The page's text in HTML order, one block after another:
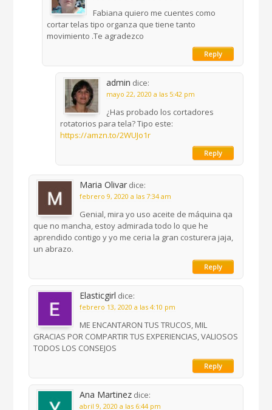
Fabiana quiero me cuentes como
cortar telas tipo organza que tiene tanto
movimiento .Te agradezco
Reply
admin dice:
mayo 22, 2020 a las 5:42 pm
¿Has probado los cortadores
rotatorios para tela? Tipo este:
https://amzn.to/2WUJo1r
Reply
Maria Olivar dice:
febrero 9, 2020 a las 7:34 am
Genial, mira yo uso aceite de máquina qa
que no mancha, estoy admirada todo lo que he
aprendido contigo y yo me ceria la gran costurera jaja,
un abrazo.
Reply
Elasticgirl dice:
febrero 13, 2020 a las 4:10 pm
ME ENCANTARON TUS TRUCOS, MIL
GRACIAS POR COMPARTIR TUS EXPERIENCIAS, VALIOSOS
TODOS LOS CONSEJOS
Reply
Ana Martinez dice:
abril 9, 2020 a las 6:44 pm